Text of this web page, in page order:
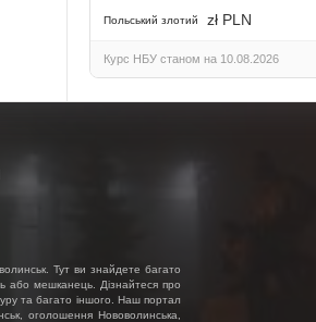
Польський злотий zł PLN
Курс НБУ станом на 10.08.2026
Тут ви знайдете багато
або мешканець. Дізнайтеся про
та багато іншого. Наш портал
оголошення Нововолинська,